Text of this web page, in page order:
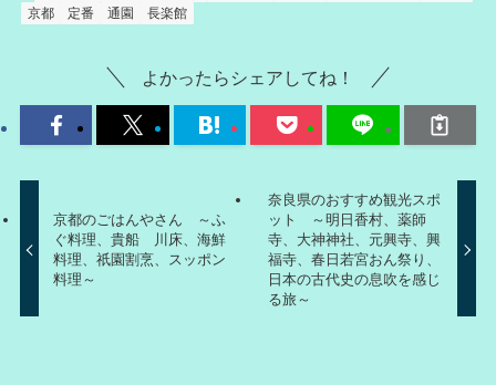
京都
定番 通園 長楽館
よかったらシェアしてね！
京都のごはんやさん ～ふ
ぐ料理、貴船 川床、海鮮
料理、祇園割烹、スッポン
料理～
奈良県のおすすめ観光スポ
ット ～明日香村、薬師
寺、大神神社、元興寺、興
福寺、春日若宮おん祭り、
日本の古代史の息吹を感じ
る旅～